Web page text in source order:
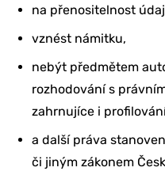
na přenositelnost
vznést námitku,
nebýt předmětem
rozhodování s
zahrnujíce i
a další práva
či jiným zákonem